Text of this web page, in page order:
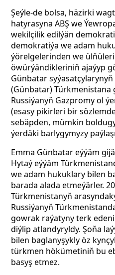
Şeýle-de bolsa, häzirki
hatyrasyna ABŞ we
wekilçilik edilýän
demokratiýa we adam
ýörelgelerinden we
öwürýändikleriniň ajaýyp
Günbatar
(Günbatar) Türkmenistana
Russiýanyň Gazpromy ol
(esasy pikirleri bir
sebäpden, mümkin
ýerdäki barlygymyzy
Emma Günbatar eýýäm
Hytaý eýýäm
we adam hukuklary bilen
barada alada etmeýärler.
Türkmenistanyň
Russiýanyň
gowrak raýatyny terk
diýlip atlandyryldy. Şoňa
bilen baglanyşykly öz
türkmen hökümetiniň bu
basyş etmez.